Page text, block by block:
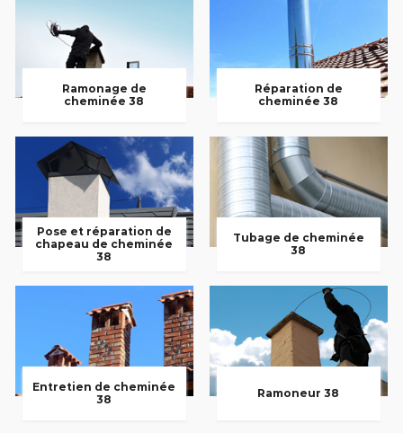
Ramonage de
cheminée 38
Réparation de
cheminée 38
Pose et réparation de
chapeau de cheminée
38
Tubage de cheminée
38
Entretien de cheminée
38
Ramoneur 38